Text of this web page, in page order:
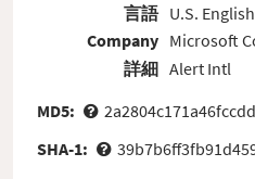
言語
Company
詳細
U.S. English
Microsoft
Alert Intl
MD5:
SHA-1: